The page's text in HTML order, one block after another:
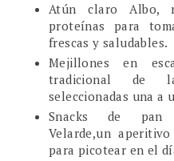
Atún claro Albo,
proteínas para
frescas y saludables.
Mejillones en
tradicional de
seleccionadas una a
Snacks de pan
Velarde,un
para picotear en el